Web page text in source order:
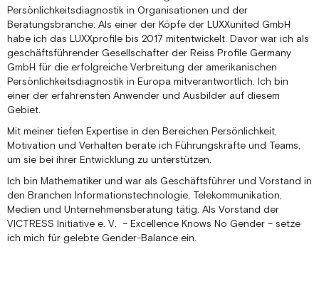
Persönlichkeitsdiagnostik in Organisationen und der
Beratungsbranche: Als einer der Köpfe der LUXXunited GmbH
habe ich das LUXXprofile bis 2017 mitentwickelt. Davor war ich als
geschäftsführender Gesellschafter der Reiss Profile Germany
GmbH für die erfolgreiche Verbreitung der amerikanischen
Persönlichkeitsdiagnostik in Europa mitverantwortlich. Ich bin
einer der erfahrensten Anwender und Ausbilder auf diesem
Gebiet.
Mit meiner tiefen Expertise in den Bereichen Persönlichkeit,
Motivation und Verhalten berate ich Führungskräfte und Teams,
um sie bei ihrer Entwicklung zu unterstützen.
Ich bin Mathematiker und war als Geschäftsführer und Vorstand in
den Branchen Informationstechnologie, Telekommunikation,
Medien und Unternehmensberatung tätig. Als Vorstand der
VICTRESS Initiative e. V. – Excellence Knows No Gender – setze
ich mich für gelebte Gender-Balance ein.